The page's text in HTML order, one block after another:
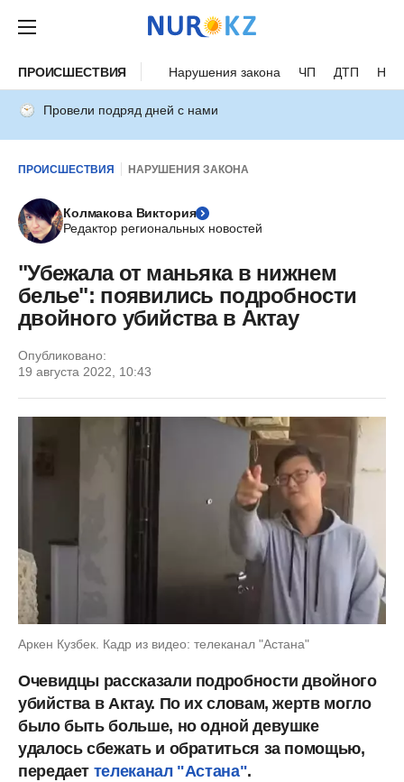
ПРОИСШЕСТВИЯ Нарушения закона ЧП ДТП
Провели подряд дней с нами
ПРОИСШЕСТВИЯ НАРУШЕНИЯ ЗАКОНА
Колмакова Виктория
Редактор региональных новостей
"Убежала от маньяка в нижнем
белье": появились подробности
двойного убийства в Актау
Опубликовано:
19 августа 2022, 10:43
Аркен Кузбек. Кадр из видео: телеканал "Астана"
Очевидцы рассказали подробности двойного
убийства в Актау. По их словам, жертв могло
было быть больше, но одной девушке
удалось сбежать и обратиться за помощью,
передает телеканал "Астана".